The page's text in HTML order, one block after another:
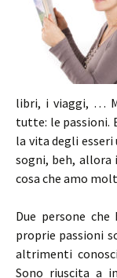
libri, i viaggi, …
tutte: le passioni.
la vita degli
sogni, beh, allora
cosa che amo
Due persone che
proprie passioni
altrimenti
Sono riuscita a